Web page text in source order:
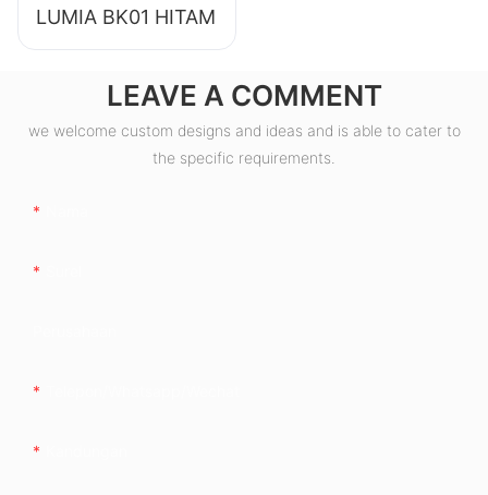
LUMIA BK01 HITAM
LEAVE A COMMENT
we welcome custom designs and ideas and is able to cater to
the specific requirements.